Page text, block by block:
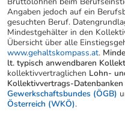
Angaben jedoch auf ein
gesuchten Beruf.
Mindestgehälter in den
Übersicht über alle
www.gehaltskompass.at.
lt. typisch anwendbaren
kollektivvertraglichen Lohn-
Kollektivvertrags-Datenbanken
Gewerkschaftsbundes (ÖGB)
Österreich (WKÖ).